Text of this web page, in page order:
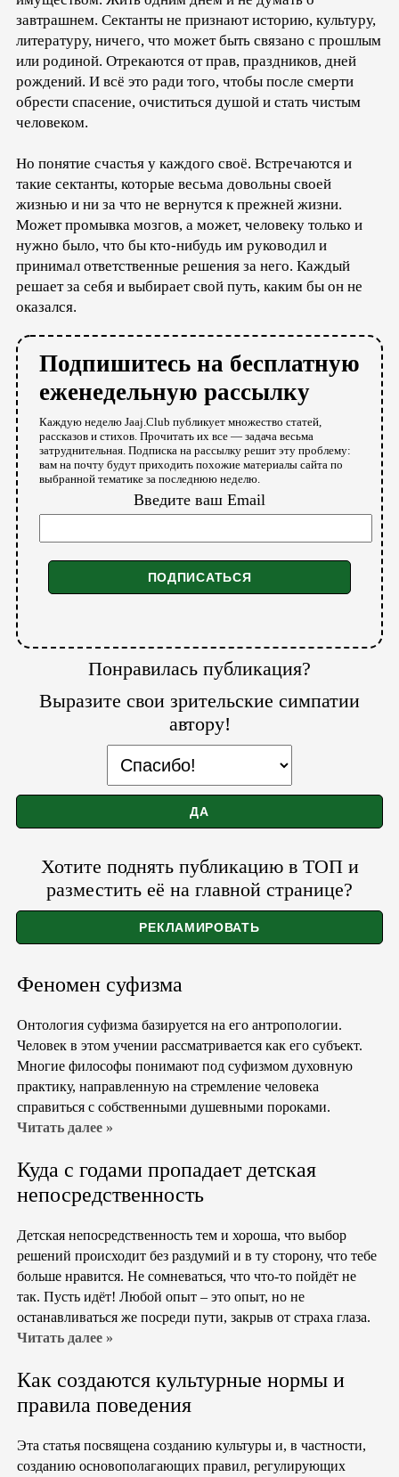
завтрашнем. Сектанты не признают историю, культуру,
литературу, ничего, что может быть связано с прошлым
или родиной. Отрекаются от прав, праздников, дней
рождений. И всё это ради того, чтобы после смерти
обрести спасение, очиститься душой и стать чистым
человеком.
Но понятие счастья у каждого своё. Встречаются и
такие сектанты, которые весьма довольны своей
жизнью и ни за что не вернутся к прежней жизни.
Может промывка мозгов, а может, человеку только и
нужно было, что бы кто-нибудь им руководил и
принимал ответственные решения за него. Каждый
решает за себя и выбирает свой путь, каким бы он не
оказался.
Подпишитесь на бесплатную
еженедельную рассылку
Каждую неделю Jaaj.Club публикует множество статей,
рассказов и стихов. Прочитать их все — задача весьма
затруднительная. Подписка на рассылку решит эту проблему:
вам на почту будут приходить похожие материалы сайта по
выбранной тематике за последнюю неделю.
Введите ваш Email
Понравилась публикация?
Выразите свои зрительские симпатии
автору!
Хотите поднять публикацию в ТОП и
разместить её на главной странице?
Феномен суфизма
Онтология суфизма базируется на его антропологии.
Человек в этом учении рассматривается как его субъект.
Многие философы понимают под суфизмом духовную
практику, направленную на стремление человека
справиться с собственными душевными пороками.
Читать далее »
Куда с годами пропадает детская
непосредственность
Детская непосредственность тем и хороша, что выбор
решений происходит без раздумий и в ту сторону, что тебе
больше нравится. Не сомневаться, что что-то пойдёт не
так. Пусть идёт! Любой опыт – это опыт, но не
останавливаться же посреди пути, закрыв от страха глаза.
Читать далее »
Как создаются культурные нормы и
правила поведения
Эта статья посвящена созданию культуры и, в частности,
созданию основополагающих правил, регулирующих